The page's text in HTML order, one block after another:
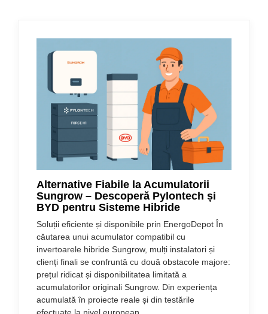
Alternative Fiabile la Acumulatorii
Sungrow – Descoperă Pylontech și
BYD pentru Sisteme Hibride
Soluții eficiente și disponibile prin EnergoDepot În
căutarea unui acumulator compatibil cu
invertoarele hibride Sungrow, mulți instalatori și
clienți finali se confruntă cu două obstacole majore:
prețul ridicat și disponibilitatea limitată a
acumulatorilor originali Sungrow. Din experiența
acumulată în proiecte reale și din testările